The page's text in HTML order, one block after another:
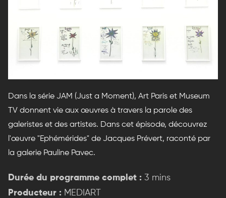
Dans la série JAM (Just a Moment), Art Paris et Museum
TV donnent vie aux œuvres à travers la parole des
galeristes et des artistes. Dans cet épisode, découvrez
l'œuvre "Ephémérides" de Jacques Prévert, raconté par
la galerie Pauline Pavec.
Durée du programme complet : 3 mins
Producteur : MEDIART